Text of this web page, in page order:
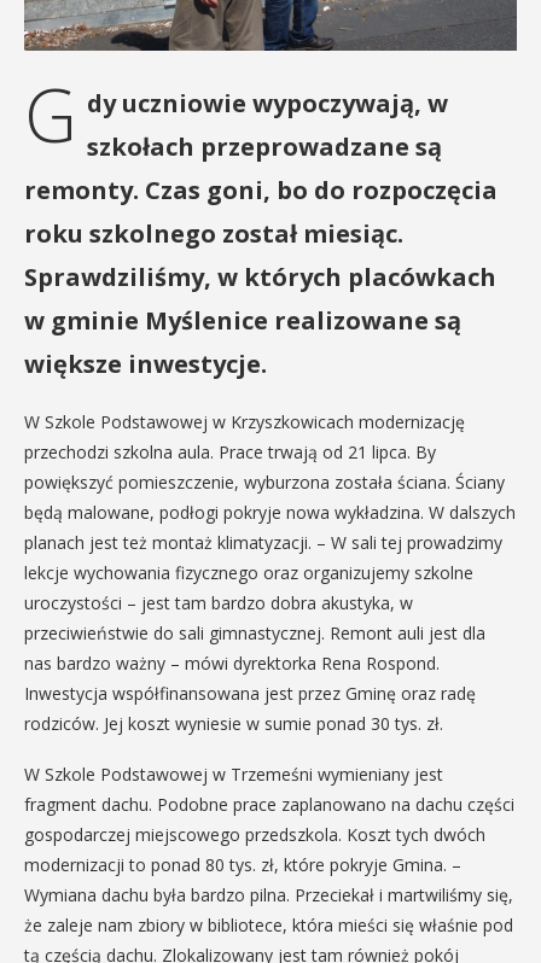
G dy uczniowie wypoczywają, w
szkołach przeprowadzane są
remonty. Czas goni, bo do rozpoczęcia
roku szkolnego został miesiąc.
Sprawdziliśmy, w których placówkach
w gminie Myślenice realizowane są
większe inwestycje.
W Szkole Podstawowej w Krzyszkowicach modernizację
przechodzi szkolna aula. Prace trwają od 21 lipca. By
powiększyć pomieszczenie, wyburzona została ściana. Ściany
będą malowane, podłogi pokryje nowa wykładzina. W dalszych
planach jest też montaż klimatyzacji. – W sali tej prowadzimy
lekcje wychowania fizycznego oraz organizujemy szkolne
uroczystości – jest tam bardzo dobra akustyka, w
przeciwieństwie do sali gimnastycznej. Remont auli jest dla
nas bardzo ważny – mówi dyrektorka Rena Rospond.
Inwestycja współfinansowana jest przez Gminę oraz radę
rodziców. Jej koszt wyniesie w sumie ponad 30 tys. zł.
W Szkole Podstawowej w Trzemeśni wymieniany jest
fragment dachu. Podobne prace zaplanowano na dachu części
gospodarczej miejscowego przedszkola. Koszt tych dwóch
modernizacji to ponad 80 tys. zł, które pokryje Gmina. –
Wymiana dachu była bardzo pilna. Przeciekał i martwiliśmy się,
że zaleje nam zbiory w bibliotece, która mieści się właśnie pod
tą częścią dachu. Zlokalizowany jest tam również pokój